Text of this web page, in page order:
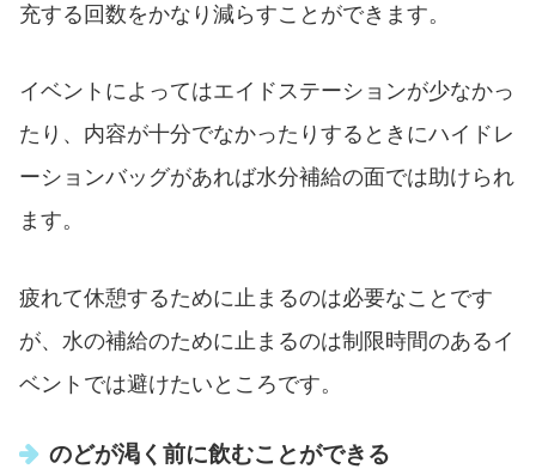
充する回数をかなり減らすことができます。
イベントによってはエイドステーションが少なかっ
たり、内容が十分でなかったりするときにハイドレ
ーションバッグがあれば水分補給の面では助けられ
ます。
疲れて休憩するために止まるのは必要なことです
が、水の補給のために止まるのは制限時間のあるイ
ベントでは避けたいところです。
のどが渇く前に飲むことができる